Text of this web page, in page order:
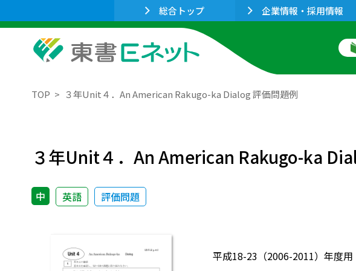
総合トップ 企業情報・採用情報
TOP ３年Unit４．An American Rakugo-ka Dialog 評価問題例
３年Unit４．An American Rakugo-ka
中 英語 評価問題
平成18-23（2006-2011）年度用